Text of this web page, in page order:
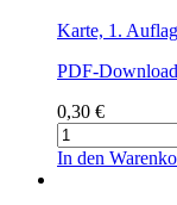
Karte, 1.
PDF-Download
0,30 €
Tipps
für
In den